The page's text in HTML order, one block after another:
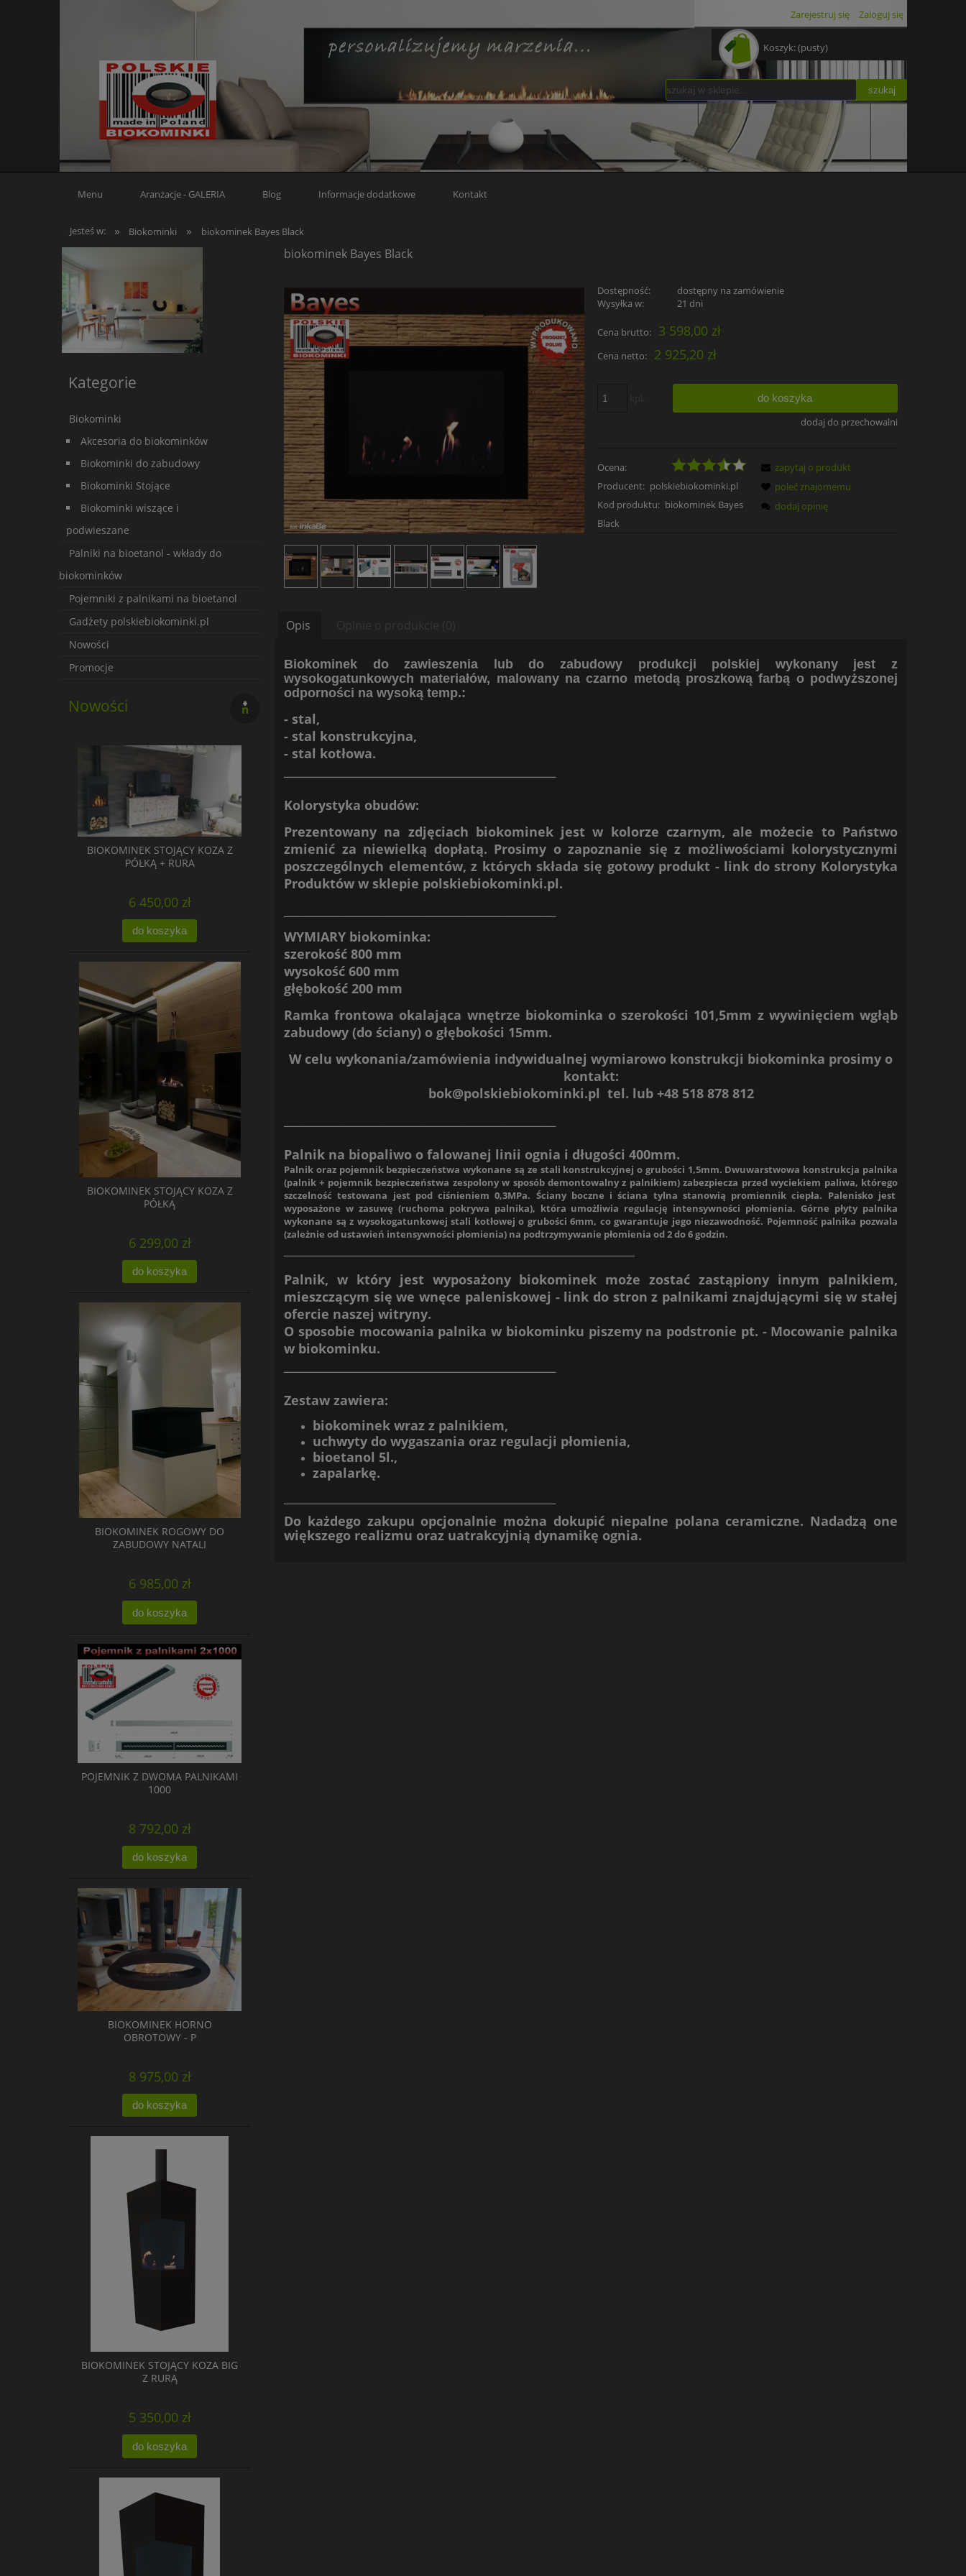
Zarejestruj się Zaloguj się
Koszyk:(pusty)
szukaj
Menu Aranżacje - GALERIA Blog Informacje dodatkowe Kontakt
Jesteś w: » Biokominki » biokominek Bayes Black
Kategorie
Biokominki
Akcesoria do biokominków
Biokominki do zabudowy
Biokominki Stojące
Biokominki wiszące i
podwieszane
Palniki na bioetanol - wkłady do
biokominków
Pojemniki z palnikami na bioetanol
Gadżety polskiebiokominki.pl
Nowości
Promocje
Nowości
BIOKOMINEK STOJĄCY KOZA Z
PÓŁKĄ + RURA
6 450,00 zł
do koszyka
BIOKOMINEK STOJĄCY KOZA Z
PÓŁKĄ
6 299,00 zł
do koszyka
BIOKOMINEK ROGOWY DO
ZABUDOWY NATALI
6 985,00 zł
do koszyka
POJEMNIK Z DWOMA PALNIKAMI
1000
8 792,00 zł
do koszyka
BIOKOMINEK HORNO
OBROTOWY - P
8 975,00 zł
do koszyka
BIOKOMINEK STOJĄCY KOZA BIG
Z RURĄ
5 350,00 zł
do koszyka
biokominek Bayes Black
Dostępność:
dostępny na zamówienie
Wysyłka w:
21 dni
Cena brutto: 3 598,00 zł
Cena netto: 2 925,20 zł
do koszyka
dodaj do przechowalni
Ocena:
Producent: polskiebiokominki.pl
Kod produktu: biokominek Bayes
Black
zapytaj o produkt
poleć znajomemu
dodaj opinię
Opis Opinie o produkcie (0)
Biokominek do zawieszenia lub do zabudowy produkcji polskiej wykonany jest z
wysokogatunkowych materiałów, malowany na czarno metodą proszkową farbą o podwyższonej
odporności na wysoką temp.:
- stal,
- stal konstrukcyjna,
- stal kotłowa.
Kolorystyka obudów:
Prezentowany na zdjęciach biokominek jest w kolorze czarnym, ale możecie to Państwo
zmienić za niewielką dopłatą. Prosimy o zapoznanie się z możliwościami kolorystycznymi
poszczególnych elementów, z których składa się gotowy produkt - link do strony Kolorystyka
Produktów w sklepie polskiebiokominki.pl.
WYMIARY biokominka:
szerokość 800 mm
wysokość 600 mm
głębokość 200 mm
Ramka frontowa okalająca wnętrze biokominka o szerokości 101,5mm z wywinięciem wgłąb
zabudowy (do ściany) o głębokości 15mm.
W celu wykonania/zamówienia indywidualnej wymiarowo konstrukcji biokominka prosimy o
kontakt:
bok@polskiebiokominki.pl tel. lub +48 518 878 812
Palnik na biopaliwo o falowanej linii ognia i długości 400mm.
Palnik oraz pojemnik bezpieczeństwa wykonane są ze stali konstrukcyjnej o grubości 1,5mm. Dwuwarstwowa konstrukcja palnika
(palnik + pojemnik bezpieczeństwa zespolony w sposób demontowalny z palnikiem) zabezpiecza przed wyciekiem paliwa, którego
szczelność testowana jest pod ciśnieniem 0,3MPa. Ściany boczne i ściana tylna stanowią promiennik ciepła. Palenisko jest
wyposażone w zasuwę (ruchoma pokrywa palnika), która umożliwia regulację intensywności płomienia. Górne płyty palnika
wykonane są z wysokogatunkowej stali kotłowej o grubości 6mm, co gwarantuje jego niezawodność. Pojemność palnika pozwala
(zależnie od ustawień intensywności płomienia) na podtrzymywanie płomienia od 2 do 6 godzin.
Palnik, w który jest wyposażony biokominek może zostać zastąpiony innym palnikiem,
mieszczącym się we wnęce paleniskowej - link do stron z palnikami znajdującymi się w stałej
ofercie naszej witryny.
O sposobie mocowania palnika w biokominku piszemy na podstronie pt. - Mocowanie palnika
w biokominku.
Zestaw zawiera:
biokominek wraz z palnikiem,
uchwyty do wygaszania oraz regulacji płomienia,
bioetanol 5l.,
zapalarkę.
Do każdego zakupu opcjonalnie można dokupić niepalne polana ceramiczne. Nadadzą one
większego realizmu oraz uatrakcyjnią dynamikę ognia.